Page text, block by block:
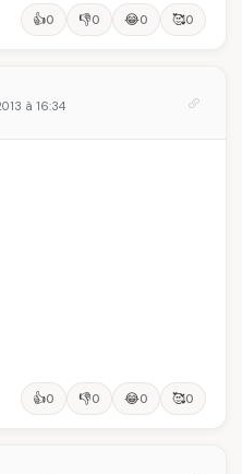
👍0 👎0 😂0 🥰0
à 16:34
👍0 👎0 😂0 🥰0